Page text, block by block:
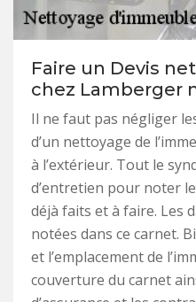
Faire un Devis
chez Lamberger
Il ne faut pas négliger
d’un nettoyage de
à l’extérieur. Tout le
d’entretien pour noter
déjà faits et à faire. Les
notées dans ce carnet.
et l’emplacement de
couverture du carnet